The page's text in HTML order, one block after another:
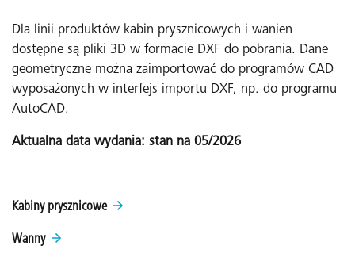
Dla linii produktów kabin prysznicowych i wanien
dostępne są pliki 3D w formacie DXF do pobrania. Dane
geometryczne można zaimportować do programów CAD
wyposażonych w interfejs importu DXF, np. do programu
AutoCAD.
Aktualna data wydania: stan na 05/2026
Kabiny prysznicowe
Wanny